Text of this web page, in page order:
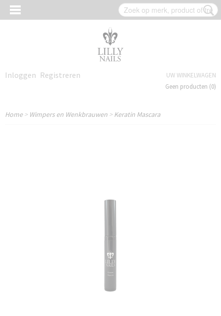
Inloggen Registreren
UW WINKELWAGEN
Geen producten (0)
Home> Wimpers en Wenkbrauwen >Keratin Mascara